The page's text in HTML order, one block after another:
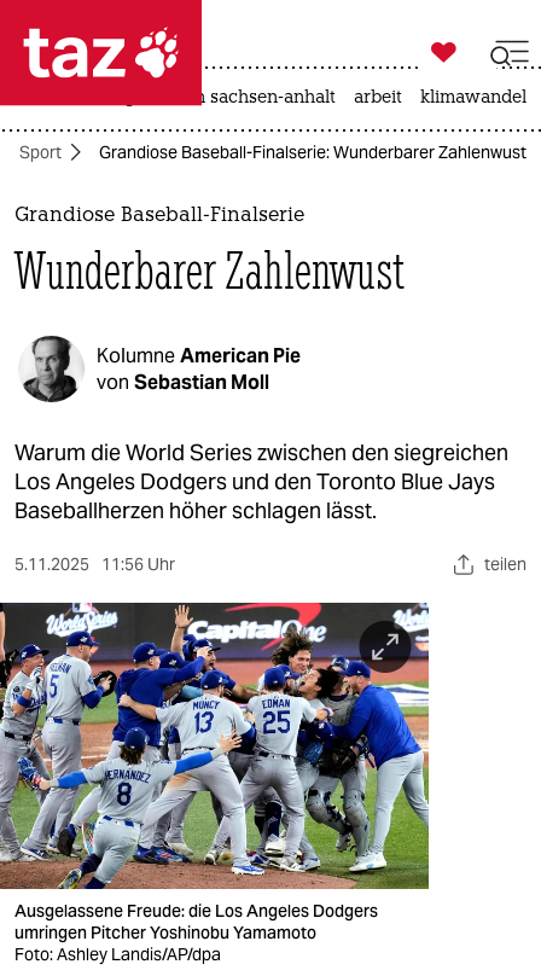
 taz zahl ich
taz zahl ich
themen
politik
öko
gesellschaft
kultur
sport
nord
wahrheit
verlag
verlag
veranstaltungen
shop
fragen & hilfe
unterstützen

taz zahl ich
landtagswahl in sachsen-anhalt arbeit klimawandel
Sport Grandiose Baseball-Finalserie: Wunderbarer Zahlenwust
Grandiose Baseball-Finalserie
Wunderbarer Zahlenwust
KolumneAmerican Pie
von Sebastian Moll
Warum die World Series zwischen den siegreichen
Los Angeles Dodgers und den Toronto Blue Jays
Baseballherzen höher schlagen lässt.
5.11.2025 11:56 Uhr teilen
Ausgelassene Freude: die Los Angeles Dodgers
umringen Pitcher Yoshinobu Yamamoto
Foto: Ashley Landis/AP/dpa